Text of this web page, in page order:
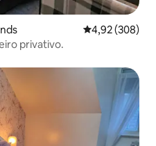
4,92 de uma
4,92 (308)
privativo.